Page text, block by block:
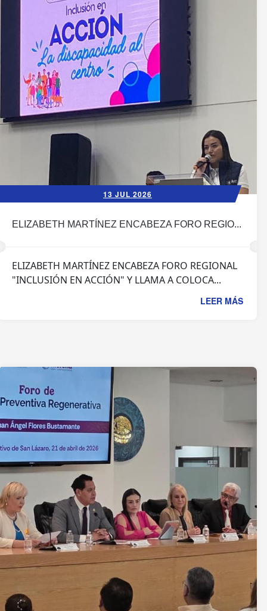
13 JUL 2026
ELIZABETH MARTÍNEZ ENCABEZA FORO REGIO...
ELIZABETH MARTÍNEZ ENCABEZA FORO REGIONAL
"INCLUSIÓN EN ACCIÓN" Y LLAMA A COLOCA...
LEER MÁS